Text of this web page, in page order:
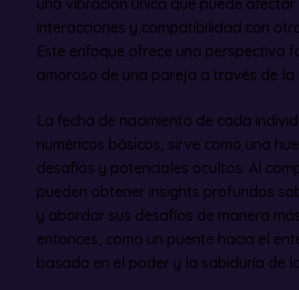
interacciones y compatibilidad con
Este enfoque ofrece una perspectiva
amoroso de una pareja a través de
La fecha de nacimiento de cada
numéricos básicos, sirve como una
desafíos y potenciales ocultos. Al
pueden obtener insights profundos
y abordar sus desafíos de manera
entonces, como un puente hacia el
basada en el poder y la sabiduría de